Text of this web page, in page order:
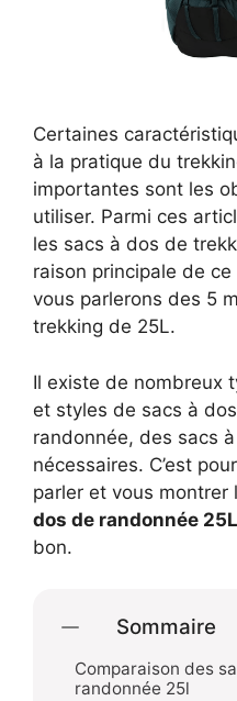
Certaines
à la pratique du
importantes sont les
utiliser. Parmi ces
les sacs à dos de
raison principale de
vous parlerons des 5
trekking de 25L.
Il existe de nombreux
et styles de sacs à
randonnée, des sacs
nécessaires. C’est
parler et vous montrer
dos de randonnée 25L
bon.
Sommaire
Comparaison des
randonnée 25l